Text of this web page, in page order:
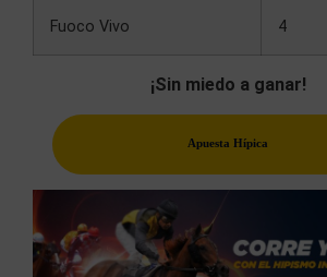
Fuoco Vivo 4
¡Sin miedo a ganar!
Apuesta Hípica